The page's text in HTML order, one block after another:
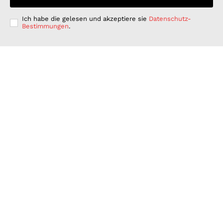
Ich habe die gelesen und akzeptiere sie Datenschutz-
Bestimmungen.